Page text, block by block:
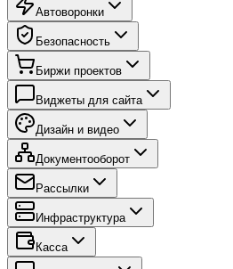
Автоворонки
Безопасность
Биржи проектов
Виджеты для сайта
Дизайн и видео
Документооборот
Рассылки
Инфраструктура
Касса